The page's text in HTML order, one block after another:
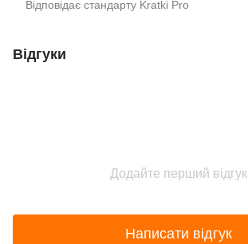
Відповідає стандарту Kratki Pro
Відгуки
Додайте перший відгук
Написати відгук